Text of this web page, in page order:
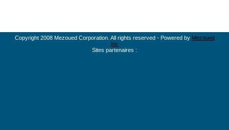
Copyright 2008 Mezoued Corporation. All rights reserved - Powered by Mezoued
Inc
Sites partenaires :